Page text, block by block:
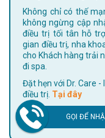
Không chỉ có thế mạnh về chất lượng điều trị, Dr. Care còn
không ngừng cập
điều trị tối tân hỗ
gian điều trị, nha
cho Khách hàng trải
đi spa.
Đặt hẹn với Dr. Care - Implant Clinic để thăm khám, tư vấn và
điều trị. Tại đây
GỌI ĐỂ